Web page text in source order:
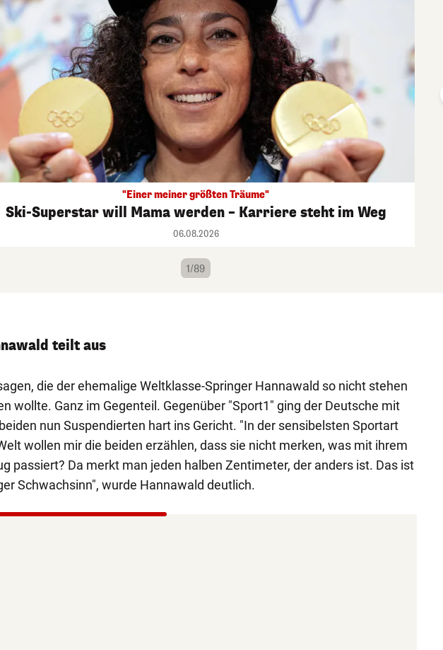
"Einer meiner größten Träume"
Ski-Superstar will Mama werden – Karriere steht im Weg
06.08.2026
1/89
teilt aus
die der ehemalige Weltklasse-Springer Hannawald so nicht stehen
wollte. Ganz im Gegenteil. Gegenüber "Sport1" ging der Deutsche mit
nun Suspendierten hart ins Gericht. "In der sensibelsten Sportart
wollen mir die beiden erzählen, dass sie nicht merken, was mit ihrem
passiert? Da merkt man jeden halben Zentimeter, der anders ist. Das ist
Schwachsinn", wurde Hannawald deutlich.